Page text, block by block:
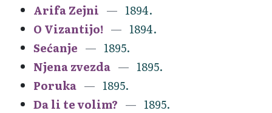
Arifa Zejni
1894.
O Vizantijo!
1894.
Sećanje
1895.
Njena zvezda
1895.
Poruka
1895.
Da li te volim?
1895.